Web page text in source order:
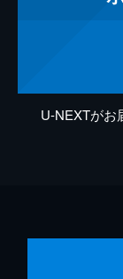
U-NEXTがお